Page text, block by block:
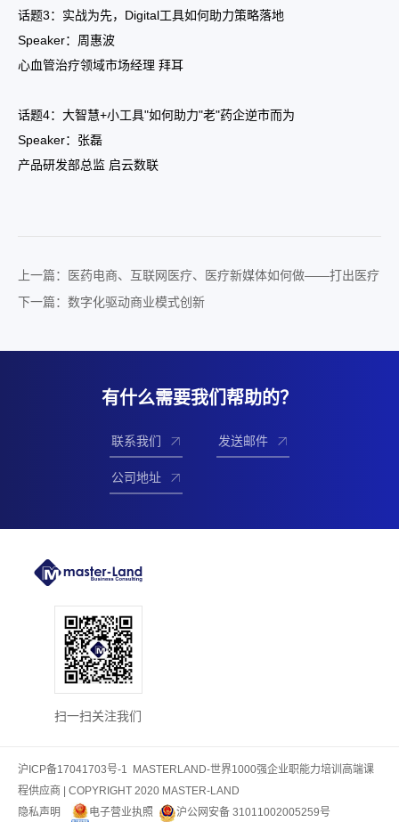
话题3：实战为先，Digital工具如何助力策略落地
Speaker：周惠波
心血管治疗领域市场经理 拜耳
话题4：大智慧+小工具"如何助力"老"药企逆市而为
Speaker：张磊
产品研发部总监 启云数联
上一篇：医药电商、互联网医疗、医疗新媒体如何做——打出医疗
数字化转型的组合拳
下一篇：数字化驱动商业模式创新
有什么需要我们帮助的？
联系我们 发送邮件
公司地址
扫一扫关注我们
沪ICP备17041703号-1 MASTERLAND-世界1000强企业职能力培训高端课
程供应商 | COPYRIGHT 2020 MASTER-LAND
隐私声明
电子营业执照 沪公网安备 31011002005259号